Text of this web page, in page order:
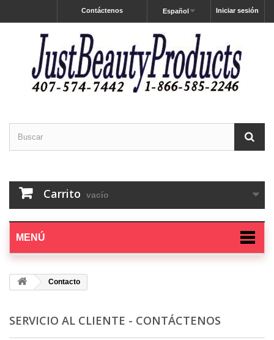
Iniciar sesión
Español
Contáctenos
Carrito vacío
MENÚ
Contacto
SERVICIO AL CLIENTE - CONTÁCTENOS